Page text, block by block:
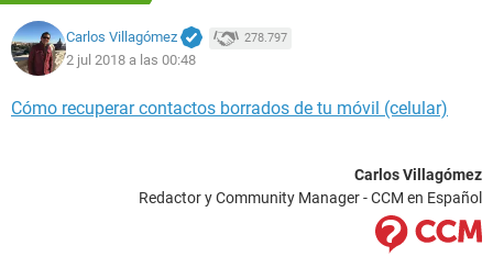
Carlos Villagómez 278.797
2 jul 2018 a las 00:48
Cómo recuperar contactos borrados de tu móvil (celular)
Carlos Villagómez
Redactor y Community Manager - CCM en Español